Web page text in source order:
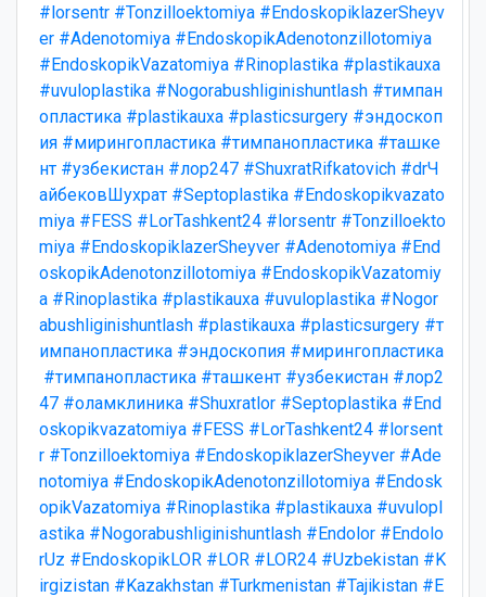
#lorsentr #Tonzilloektomiya #EndoskopiklazerSheyv
er #Adenotomiya #EndoskopikAdenotonzillotomiya
#EndoskopikVazatomiya #Rinoplastika #plastikauxa
#uvuloplastika #Nogorabushliginishuntlash #тимпан
опластика #plastikauxa #plasticsurgery #эндоскоп
ия #мирингопластика #тимпанопластика #ташке
нт #узбекистан #лор247 #ShuxratRifkatovich #drЧ
айбековШухрат #Septoplastika #Endoskopikvazato
miya #FESS #LorTashkent24 #lorsentr #Tonzilloekto
miya #EndoskopiklazerSheyver #Adenotomiya #End
oskopikAdenotonzillotomiya #EndoskopikVazatomiy
a #Rinoplastika #plastikauxa #uvuloplastika #Nogor
abushliginishuntlash #plastikauxa #plasticsurgery #т
импанопластика #эндоскопия #мирингопластика
#тимпанопластика #ташкент #узбекистан #лор2
47 #оламклиника #Shuxratlor #Septoplastika #End
oskopikvazatomiya #FESS #LorTashkent24 #lorsent
r #Tonzilloektomiya #EndoskopiklazerSheyver #Ade
notomiya #EndoskopikAdenotonzillotomiya #Endosk
opikVazatomiya #Rinoplastika #plastikauxa #uvulopl
astika #Nogorabushliginishuntlash #Endolor #Endolo
rUz #EndoskopikLOR #LOR #LOR24 #Uzbekistan #K
irgizistan #Kazakhstan #Turkmenistan #Tajikistan #E